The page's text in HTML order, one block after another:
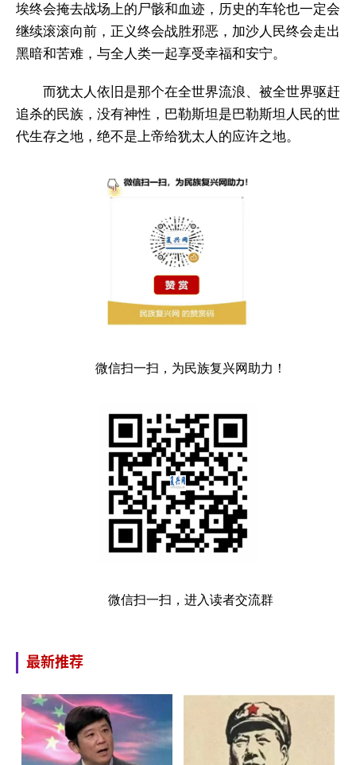
埃终会掩去战场上的尸骸和血迹，历史的车轮也一定会
继续滚滚向前，正义终会战胜邪恶，加沙人民终会走出
黑暗和苦难，与全人类一起享受幸福和安宁。
而犹太人依旧是那个在全世界流浪、被全世界驱赶
追杀的民族，没有神性，巴勒斯坦是巴勒斯坦人民的世
代生存之地，绝不是上帝给犹太人的应许之地。
微信扫一扫，为民族复兴网助力！
微信扫一扫，进入读者交流群
最新推荐